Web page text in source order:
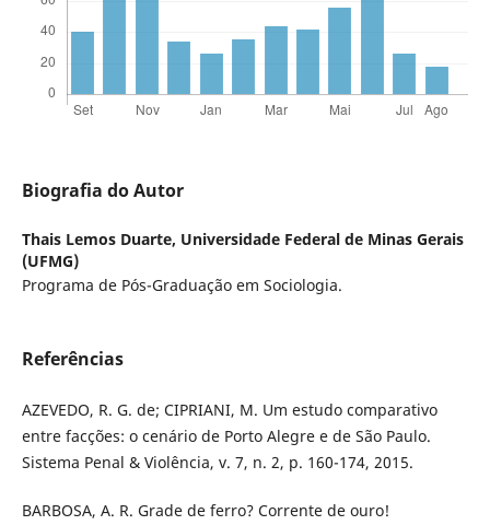
Biografia do Autor
Thais Lemos Duarte, Universidade Federal de Minas Gerais
(UFMG)
Programa de Pós-Graduação em Sociologia.
Referências
AZEVEDO, R. G. de; CIPRIANI, M. Um estudo comparativo
entre facções: o cenário de Porto Alegre e de São Paulo.
Sistema Penal & Violência, v. 7, n. 2, p. 160-174, 2015.
BARBOSA, A. R. Grade de ferro? Corrente de ouro!